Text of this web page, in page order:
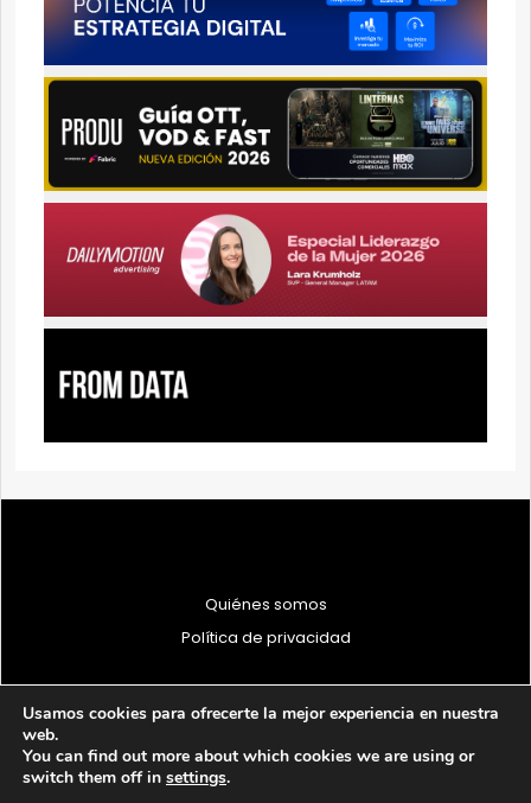
Quiénes somos
Política de privacidad
© 1997 - 2026 PRODU - Todos los derechos reservados
Usamos cookies para ofrecerte la mejor experiencia en nuestra
web.
You can find out more about which cookies we are using or
switch them off in settings.